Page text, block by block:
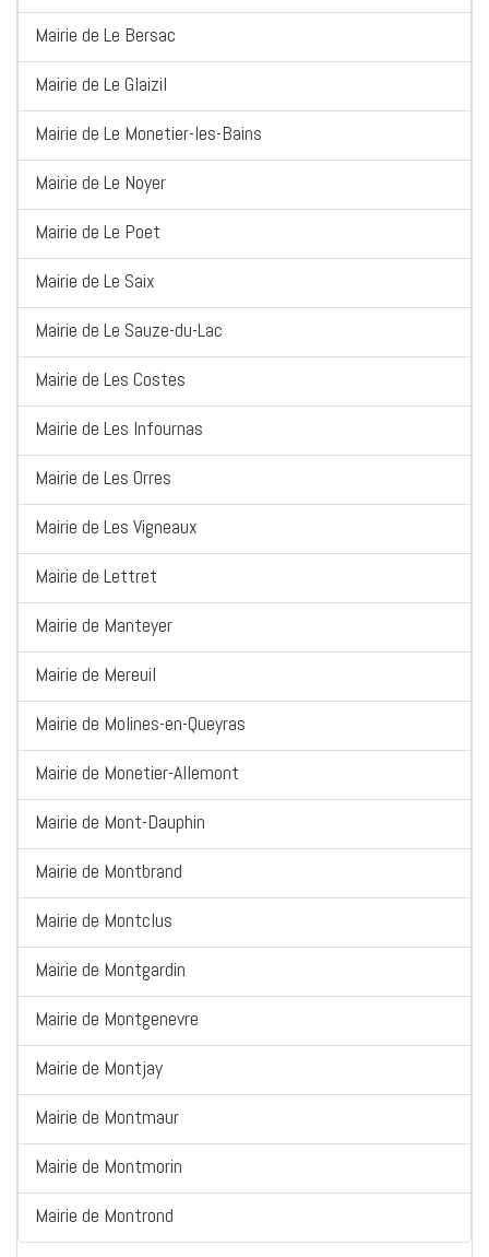
Mairie de Le Bersac
Mairie de Le Glaizil
Mairie de Le Monetier-les-Bains
Mairie de Le Noyer
Mairie de Le Poet
Mairie de Le Saix
Mairie de Le Sauze-du-Lac
Mairie de Les Costes
Mairie de Les Infournas
Mairie de Les Orres
Mairie de Les Vigneaux
Mairie de Lettret
Mairie de Manteyer
Mairie de Mereuil
Mairie de Molines-en-Queyras
Mairie de Monetier-Allemont
Mairie de Mont-Dauphin
Mairie de Montbrand
Mairie de Montclus
Mairie de Montgardin
Mairie de Montgenevre
Mairie de Montjay
Mairie de Montmaur
Mairie de Montmorin
Mairie de Montrond